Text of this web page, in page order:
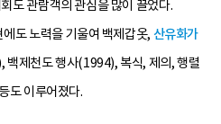
도 관람객의 관심을 많이 끌었다.
도 노력을 기울여 백제갑옷, 산유화가
제천도 행사(1994), 복식, 제의, 행렬
도 이루어졌다.